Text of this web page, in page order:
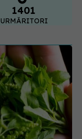
1401
URMĂRITORI